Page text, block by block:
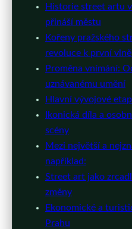
Historie street artu
přináší městu
Kořeny pražského
revoluce k první
Proměna vnímání:
uznávanému umění
Hlavní vývojové
Ikonická díla a
scény
Mezi největší a
například:
Street art jako
změny
Ekonomické a
Prahu